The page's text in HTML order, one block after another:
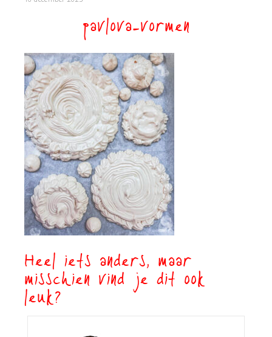
pavlova-vormen
Heel iets anders, maar
misschien vind je dit ook
leuk?